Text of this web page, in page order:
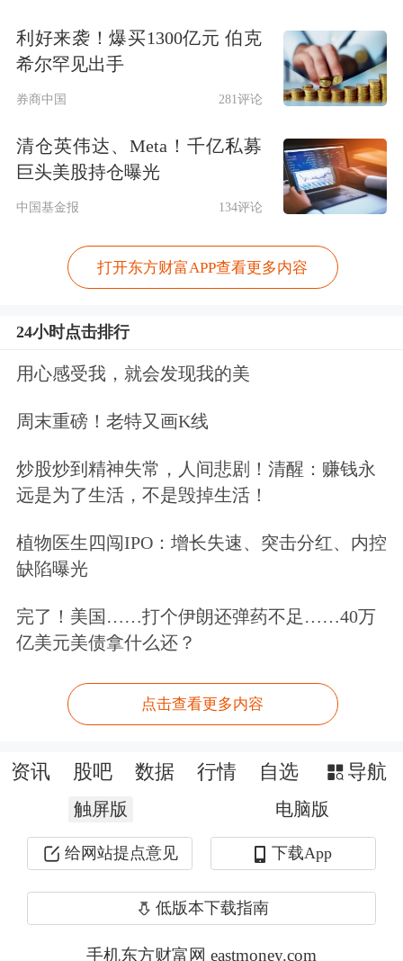
据高工锂电不完全统计，2025年上半
年，先导智能、
海目星、赢合科技、利
元亨等多家头部设备企业新签及在手订
单总额超300亿元，同比增幅为70%至
80%。其中，先导智能2025年上半年新
签订单总额124亿元，同比增长近
70%；海目星上半年新增订单44.21亿
元，同比增长117.5%，截至6月末在手
亿元，创历史峰值；利元亨截至5月末
在手订单为49.21亿元。
电池出货量将达到808GWh，预计全固
规模量产，2030年实现商业化量产。伴
2026年量产线建设将持续突破。
东北证券研报认为，作为下一代能源革
命的核心突破方向，固态电池在能量密
度、安全性和循环寿命等方面展现出显
著优势。在海内外市场共振下，固态电
池商业化进程正加速推进，产业链上游
的设备制造商迎来发展机遇。在这一产
利好来袭！爆买1300亿元 伯克
希尔罕见出手
券商中国 281评论
清仓英伟达、Meta！千亿私募
巨头美股持仓曝光
中国基金报 134评论
打开东方财富APP查看更多内容
24小时点击排行
用心感受我，就会发现我的美
周末重磅！老特又画K线
炒股炒到精神失常，人间悲剧！清醒：赚钱永
远是为了生活，不是毁掉生活！
植物医生四闯IPO：增长失速、突击分红、内控
缺陷曝光
完了！美国……打个伊朗还弹药不足……40万
亿美元美债拿什么还？
点击查看更多内容
资讯 股吧 数据 行情 自选 导航
触屏版 电脑版
给网站提点意见 下载App
低版本下载指南
手机东方财富网 eastmoney.com